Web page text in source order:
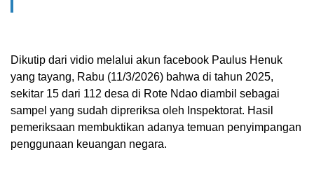
Dikutip dari vidio melalui akun facebook Paulus Henuk
yang tayang, Rabu (11/3/2026) bahwa di tahun 2025,
sekitar 15 dari 112 desa di Rote Ndao diambil sebagai
sampel yang sudah dipreriksa oleh Inspektorat. Hasil
pemeriksaan membuktikan adanya temuan penyimpangan
penggunaan keuangan negara.